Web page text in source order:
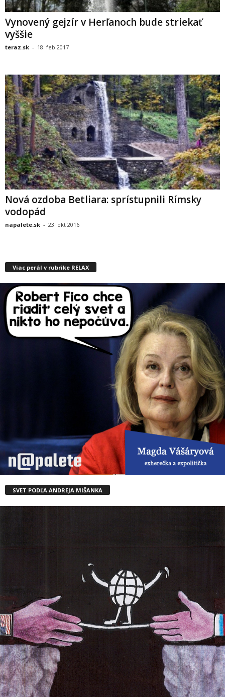
Vynovený gejzír v Herľanoch bude striekať
vyššie
teraz.sk - 18. feb 2017
Nová ozdoba Betliara: sprístupnili Rímsky
vodopád
napalete.sk - 23. okt 2016
Viac perál v rubrike RELAX
SVET PODĽA ANDREJA MIŠANKA